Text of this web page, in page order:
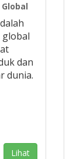
dan
dunia.
Lihat